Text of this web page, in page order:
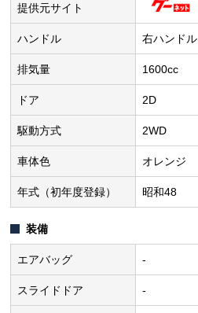
提供元サイト
ハンドル 右ハンドル
排気量 1600cc
ドア 2D
駆動方式 2WD
車体色 オレンジ
年式（初年度登録） 昭和48
装備
エアバッグ -
スライドドア -